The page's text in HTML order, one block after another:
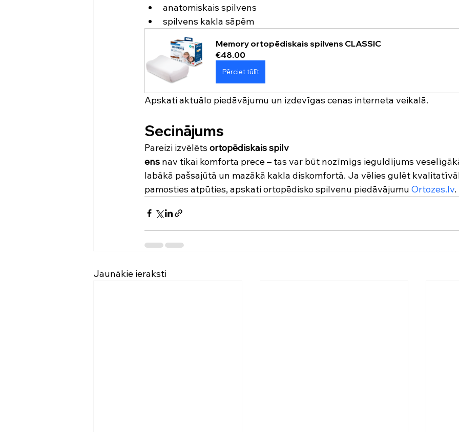
anatomiskais spilvens
spilvens kakla sāpēm
Memory ortopēdiskais spilvens CLASSIC
€48.00
Pērciet tūlīt
Apskati aktuālo piedāvājumu un izdevīgas cenas interneta veikalā.
Secinājums
Pareizi izvēlēts ortopēdiskais spilv
ens nav tikai komforta prece – tas var būt nozīmīgs ieguldījums
labākā pašsajūtā un mazākā kakla diskomfortā. Ja vēlies gulēt
pamosties atpūties, apskati ortopēdisko spilvenu piedāvājumu Ortozes.lv.
Jaunākie ieraksti